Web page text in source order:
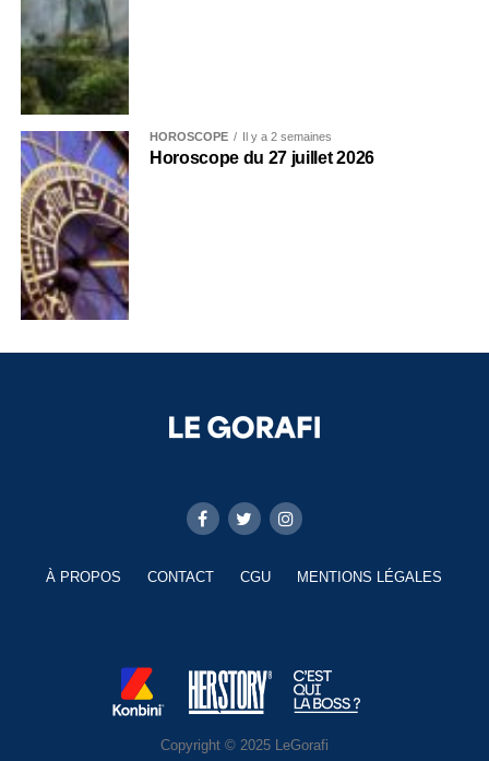
HOROSCOPE Il y a 2 semaines
Horoscope du 27 juillet 2026
À PROPOS CONTACT CGU MENTIONS LÉGALES
Copyright © 2025 LeGorafi